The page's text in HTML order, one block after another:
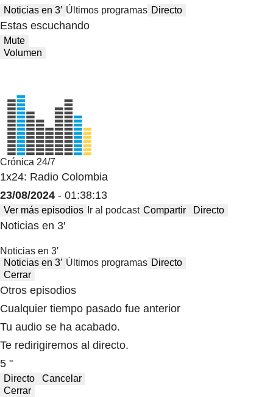
Noticias en 3′ Últimos programas Directo
Estas escuchando
Mute
Volumen
Crónica 24/7
1x24: Radio Colombia
23/08/2024 - 01:38:13
Ver más episodios Ir al podcast Compartir Directo
Noticias en 3′
Noticias en 3′
Noticias en 3′ Últimos programas Directo
Cerrar
Otros episodios
Cualquier tiempo pasado fue anterior
Tu audio se ha acabado.
Te redirigiremos al directo.
5 "
Directo
Cancelar
Cerrar